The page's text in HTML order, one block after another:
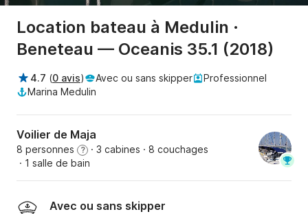
Location bateau à Medulin ·
Beneteau — Oceanis 35.1 (2018)
4.7 (0 avis) Avec ou sans skipper
Professionnel
Marina Medulin
Voilier de Maja
8 personnes ? · 3 cabines · 8 couchages
· 1 salle de bain
Avec ou sans skipper